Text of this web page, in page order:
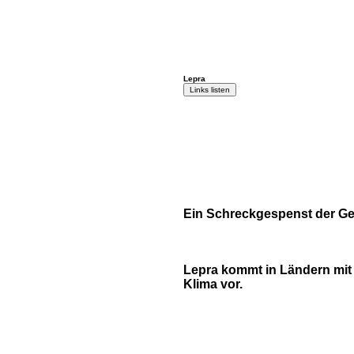
Lepra
Ein Schreckgespenst der
Lepra kommt in Ländern
Klima vor.